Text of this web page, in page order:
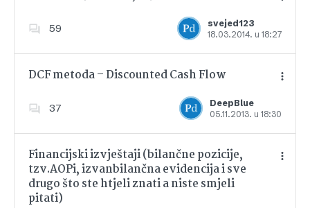
59
svejed123
18.03.2014. u 18:27
Dodajte u favorite
DCF metoda – Discounted Cash Flow
37
DeepBlue
05.11.2013. u 18:30
Dodajte u favorite
Financijski izvještaji (bilančne pozicije,
tzv.AOPi, izvanbilančna evidencija i sve
drugo što ste htjeli znati a niste smjeli
pitati)